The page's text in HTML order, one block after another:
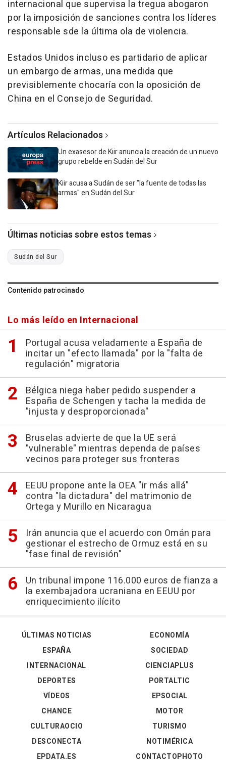
internacional que supervisa la tregua abogaron
por la imposición de sanciones contra los líderes
responsable sde la última ola de violencia.
Estados Unidos incluso es partidario de aplicar
un embargo de armas, una medida que
previsiblemente chocaría con la oposición de
China en el Consejo de Seguridad.
Artículos Relacionados
Un exasesor de Kiir anuncia la creación de un nuevo
grupo rebelde en Sudán del Sur
Kiir acusa a Sudán de ser "la fuente de todas las
armas" en Sudán del Sur
Últimas noticias sobre estos temas
Sudán del Sur
Contenido patrocinado
Lo más leído en Internacional
Portugal acusa veladamente a España de
incitar un "efecto llamada" por la "falta de
regulación" migratoria
Bélgica niega haber pedido suspender a
España de Schengen y tacha la medida de
"injusta y desproporcionada"
Bruselas advierte de que la UE será
"vulnerable" mientras dependa de países
vecinos para proteger sus fronteras
EEUU propone ante la OEA "ir más allá"
contra "la dictadura" del matrimonio de
Ortega y Murillo en Nicaragua
Irán anuncia que el acuerdo con Omán para
gestionar el estrecho de Ormuz está en su
"fase final de revisión"
Un tribunal impone 116.000 euros de fianza a
la exembajadora ucraniana en EEUU por
enriquecimiento ilícito
ÚLTIMAS NOTICIAS
ESPAÑA
INTERNACIONAL
DEPORTES
VÍDEOS
ECONOMÍA
SOCIEDAD
CIENCIAPLUS
PORTALTIC
EPSOCIAL
CHANCE
CULTURAOCIO
DESCONECTA
EPDATA.ES
MOTOR
TURISMO
NOTIMÉRICA
CONTACTOPHOTO